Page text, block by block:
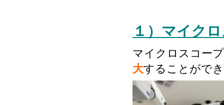
１）マイク
マイクロスコー
大することがで